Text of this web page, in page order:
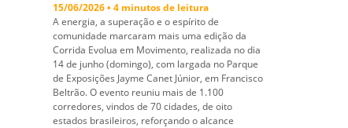
15/06/2026 • 4 minutos de leitura
A energia, a superação e o espírito de
comunidade marcaram mais uma edição da
Corrida Evolua em Movimento, realizada no dia
14 de junho (domingo), com largada no Parque
de Exposições Jayme Canet Júnior, em Francisco
Beltrão. O evento reuniu mais de 1.100
corredores, vindos de 70 cidades, de oito
estados brasileiros, reforçando o alcance